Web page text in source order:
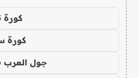
كورة 365
كورة
جول العرب goalarab